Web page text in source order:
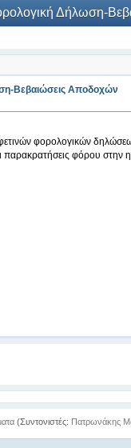
Δήλωση-
Βεβαιώσεις Αποδοχών
φορολογικών
παρακρατήσεις φόρου στην
(Συντονιστές: Πατρωνάκης